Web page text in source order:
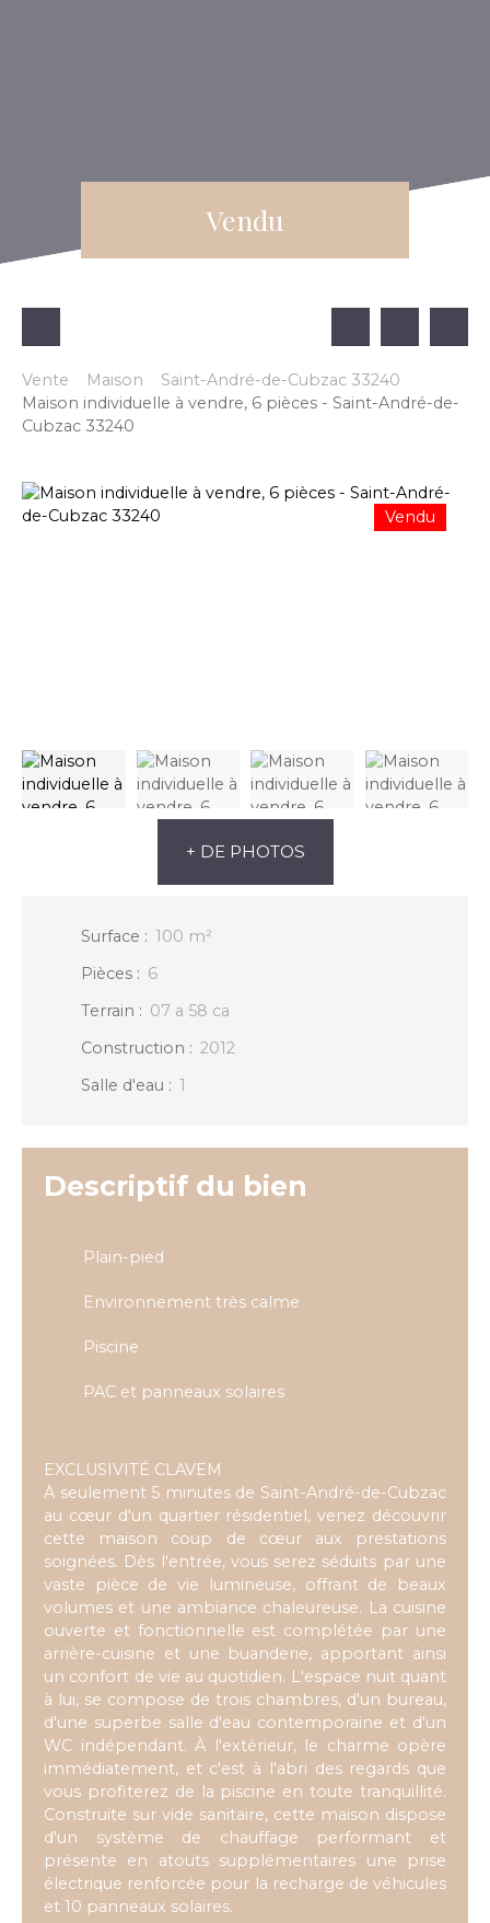
Vendu
Vente Maison
Saint-André-de-Cubzac 33240
Maison individuelle à vendre, 6 pièces - Saint-André-de-
Cubzac 33240
Vendu
+ DE PHOTOS
Surface : 100 m²
Pièces : 6
Terrain : 07 a 58 ca
Construction : 2012
Salle d'eau : 1
Descriptif du bien
Plain-pied
Environnement très calme
Piscine
PAC et panneaux solaires
EXCLUSIVITÉ CLAVEM
À seulement 5 minutes de Saint-André-de-Cubzac
au cœur d'un quartier résidentiel, venez découvrir
cette maison coup de cœur aux prestations
soignées. Dès l'entrée, vous serez séduits par une
vaste pièce de vie lumineuse, offrant de beaux
volumes et une ambiance chaleureuse. La cuisine
ouverte et fonctionnelle est complétée par une
arrière-cuisine et une buanderie, apportant ainsi
un confort de vie au quotidien. L'espace nuit quant
à lui, se compose de trois chambres, d'un bureau,
d'une superbe salle d'eau contemporaine et d'un
WC indépendant. À l'extérieur, le charme opère
immédiatement, et c'est à l'abri des regards que
vous profiterez de la piscine en toute tranquillité.
Construite sur vide sanitaire, cette maison dispose
d'un système de chauffage performant et
présente en atouts supplémentaires une prise
électrique renforcée pour la recharge de véhicules
et 10 panneaux solaires.